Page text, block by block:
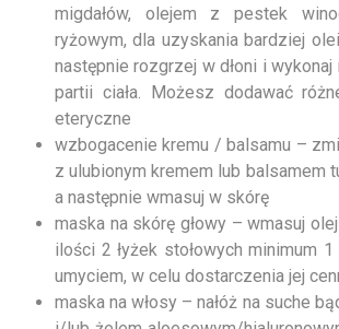
migdałów, olejem z pestek
ryżowym, dla uzyskania bardziej
następnie rozgrzej w dłoni i wykonaj
partii ciała. Możesz dodawać
eteryczne
wzbogacenie kremu / balsamu –
z ulubionym kremem lub balsamem
a następnie wmasuj w skórę
maska na skórę głowy – wmasuj
ilości 2 łyżek stołowych minimum
umyciem, w celu dostarczenia jej
maska na włosy – nałóż na suche